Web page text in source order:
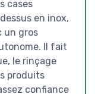
cases
en inox,
un gros
Il fait
le rinçage
produits
confiance